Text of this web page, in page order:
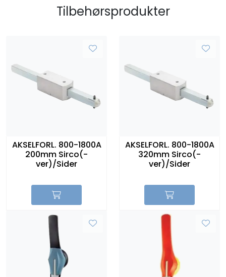
Tilbehørsprodukter
AKSELFORL. 800-1800A
200mm Sirco(-
ver)/Sider
AKSELFORL. 800-1800A
320mm Sirco(-
ver)/Sider